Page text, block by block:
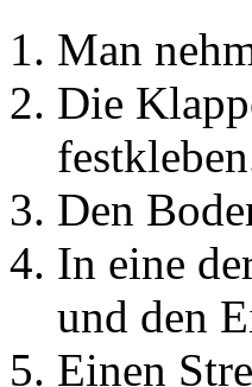
Man
Die
Den
In eine
und den
Einen